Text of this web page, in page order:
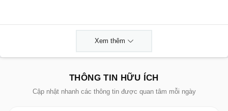
Xem thêm
THÔNG TIN HỮU ÍCH
Cập nhật nhanh các thông tin được quan tâm mỗi ngày